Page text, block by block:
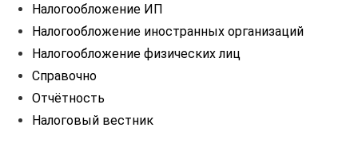
Налогообложение ИП
Налогообложение иностранных организаций
Налогообложение физических лиц
Справочно
Отчётность
Налоговый вестник